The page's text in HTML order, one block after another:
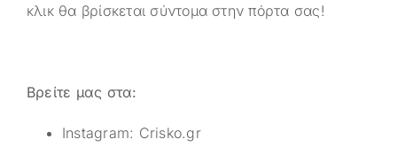
κλικ θα βρίσκεται σύντομα στην πόρτα σας!
Βρείτε μας στα:
Instagram: Crisko.gr